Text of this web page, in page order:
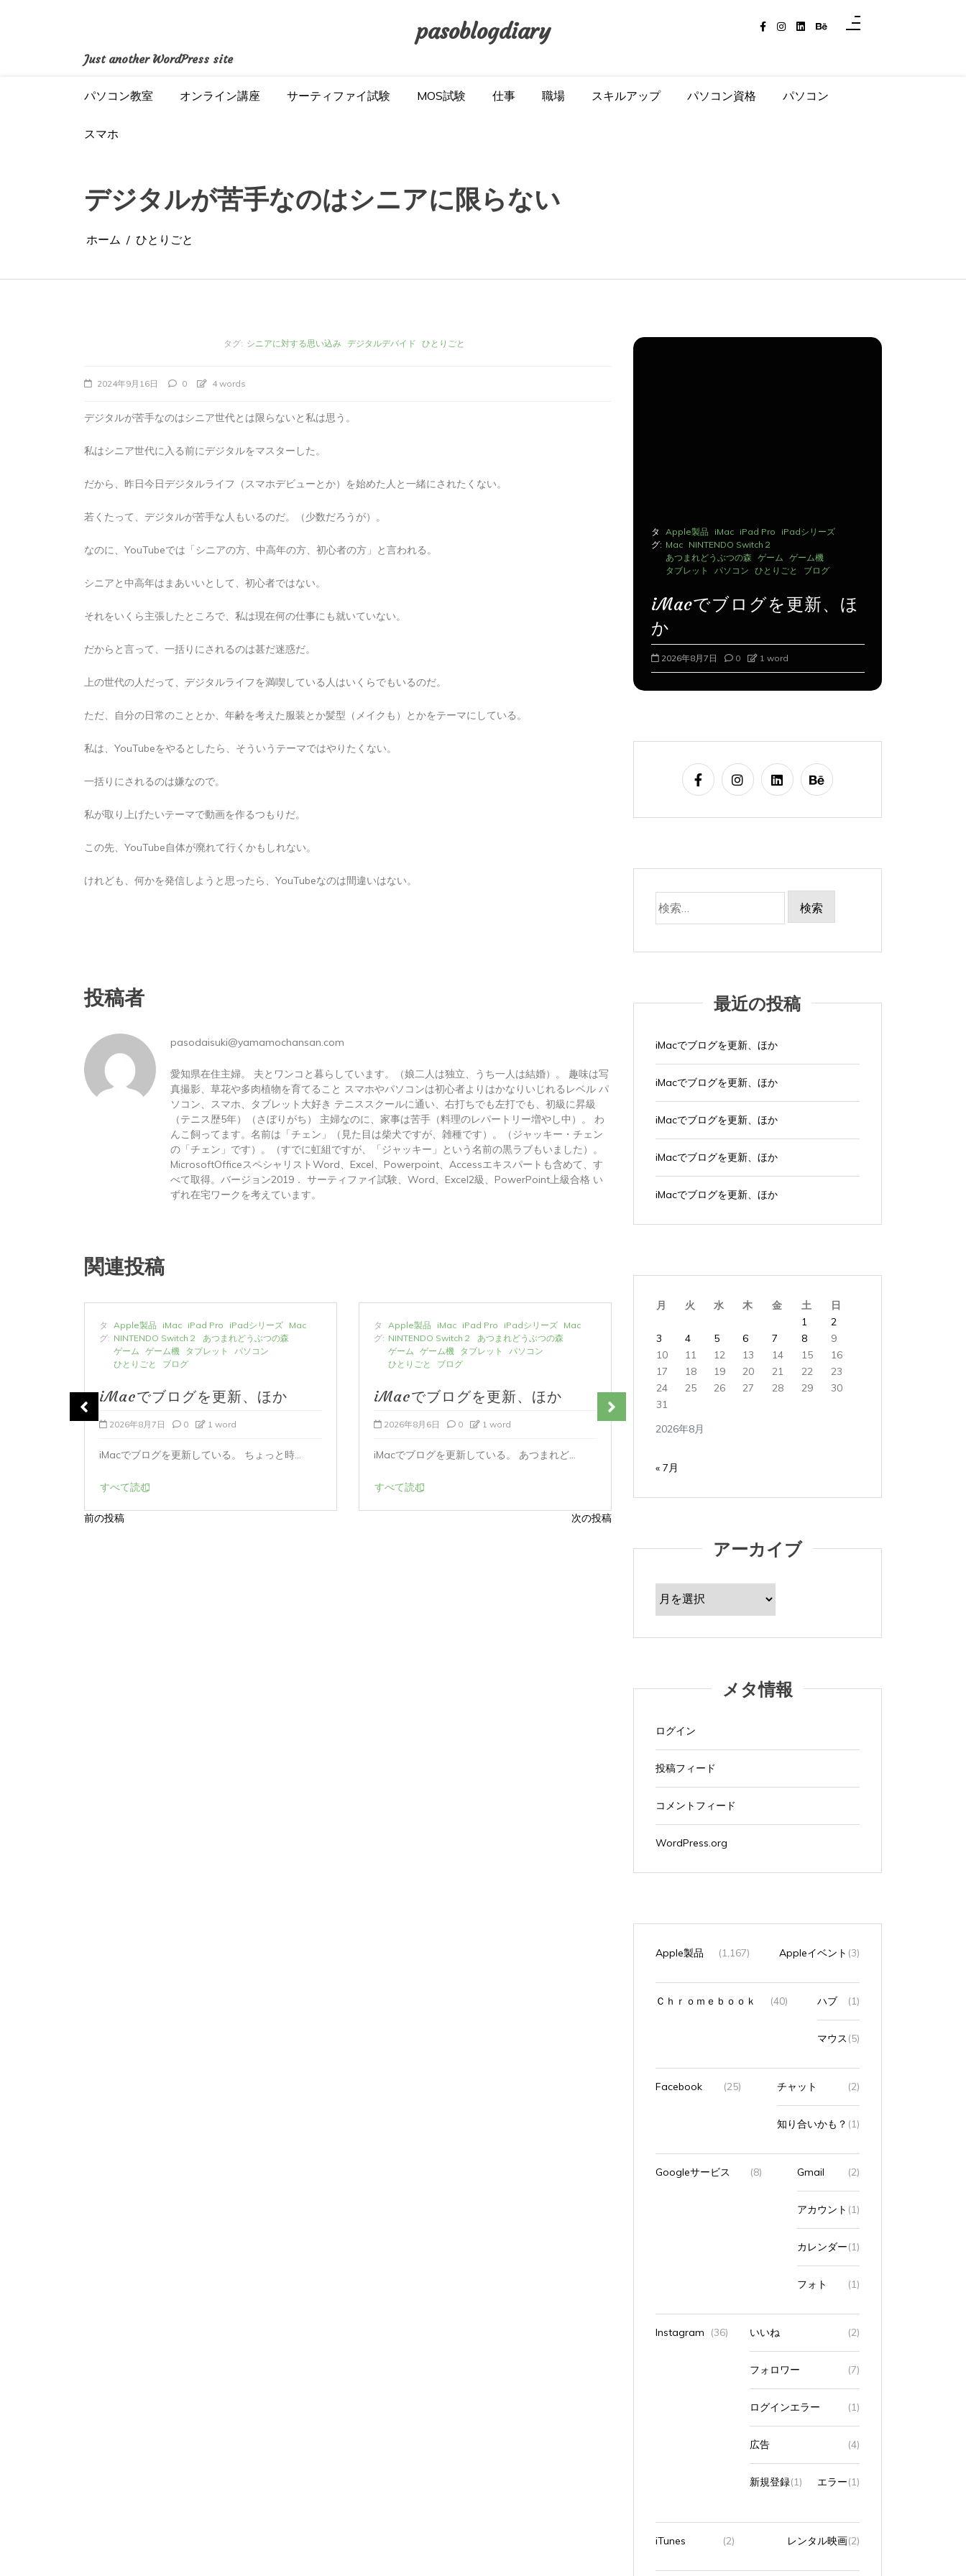
pasoblogdiary
Just another WordPress site
パソコン教室 オンライン講座 サーティファイ試験 MOS試験 仕事 職場 スキルアップ パソコン資格 パソコン
スマホ
デジタルが苦手なのはシニアに限らない
ホーム ひとりごと
タグ: シニアに対する思い込み デジタルデバイド ひとりごと
2024年9月16日 0 4 words
デジタルが苦手なのはシニア世代とは限らないと私は思う。
私はシニア世代に入る前にデジタルをマスターした。
だから、昨日今日デジタルライフ（スマホデビューとか）を始めた人と一緒にされたくない。
若くたって、デジタルが苦手な人もいるのだ。（少数だろうが）。
なのに、YouTubeでは「シニアの方、中高年の方、初心者の方」と言われる。
シニアと中高年はまあいいとして、初心者ではない。
それをいくら主張したところで、私は現在何の仕事にも就いていない。
だからと言って、一括りにされるのは甚だ迷惑だ。
上の世代の人だって、デジタルライフを満喫している人はいくらでもいるのだ。
ただ、自分の日常のこととか、年齢を考えた服装とか髪型（メイクも）とかをテーマにしている。
私は、YouTubeをやるとしたら、そういうテーマではやりたくない。
一括りにされるのは嫌なので。
私が取り上げたいテーマで動画を作るつもりだ。
この先、YouTube自体が廃れて行くかもしれない。
けれども、何かを発信しようと思ったら、YouTubeなのは間違いはない。
投稿者
pasodaisuki@yamamochansan.com
愛知県在住主婦。 夫とワンコと暮らしています。（娘二人は独立、うち一人は結婚）。 趣味は写
真撮影、草花や多肉植物を育てること スマホやパソコンは初心者よりはかなりいじれるレベル パ
ソコン、スマホ、タブレット大好き テニススクールに通い、右打ちでも左打でも、初級に昇級
（テニス歴5年）（さぼりがち） 主婦なのに、家事は苦手（料理のレパートリー増やし中）。 わ
んこ飼ってます。名前は「チェン」（見た目は柴犬ですが、雑種です）。（ジャッキー・チェン
の「チェン」です）。（すでに虹組ですが、「ジャッキー」という名前の黒ラブもいました）。
MicrosoftOfficeスペシャリストWord、Excel、Powerpoint、Accessエキスパートも含めて、す
べて取得。バージョン2019． サーティファイ試験、Word、Excel2級、PowerPoint上級合格 い
ずれ在宅ワークを考えています。
関連投稿
タ
グ:
Apple製品 iMac iPad Pro iPadシリーズ Mac
NINTENDO Switch２
あつまれどうぶつの森
ゲーム ゲーム機 タブレット
パソコン
ひとりごと
ブログ
iMacでブログを更新、ほか
2026年8月7日 0 1 word
iMacでブログを更新している。 ちょっと時...
すべて読む
タ
グ:
Apple製品 iMac iPad Pro iPadシリーズ Mac
NINTENDO Switch２
あつまれどうぶつの森
ゲーム ゲーム機 タブレット
パソコン
ひとりごと
ブログ
iMacでブログを更新、ほか
2026年8月6日 0 1 word
iMacでブログを更新している。 あつまれど...
すべて読む
グ:
iPadシリーズ
NINTENDO Switch２
あつまれどうぶつの森
ゲーム
ゲーム機 タブレット
パソコン
iMacでブログを更新、ほか
2026年8月5日
投
前の投稿 次の投稿
グ:
Mac
NINTENDO Switch２
あつまれどうぶつの森
ゲーム
ゲーム機
か
グ:
Mac
あつまれどうぶつの森
タ
グ:
Apple製品 iMac iPad Pro
iPadシリーズ
Mac
NINTENDO Switch２
あつまれどうぶつの森 ゲーム ゲーム機
タブレット
パソコン ひとりごと ブログ
iMacでブログを更新、ほ
か
2026年8月7日 0 1 word
索:
最近の投稿
iMacでブログを更新、ほか
iMacでブログを更新、ほか
iMacでブログを更新、ほか
iMacでブログを更新、ほか
iMacでブログを更新、ほか
2026年8月
月 火 水 木 金 土
日
1
2
3
4 5 6 7 8
9
10
11 12 13 14 15
16
17
18 19 20 21 22
23
24
25 26 27 28 29
30
31
« 7月
アーカイブ
ー
カ
イ
メタ情報
ログイン
投稿フィード
コメントフィード
WordPress.org
Apple製品 (1,167) Appleイベント (3)
Ｃｈｒｏｍｅｂｏｏｋ (40) ハブ (1)
マウス (5)
Facebook (25) チャット (2)
知り合いかも？ (1)
Googleサービス (8) Gmail (2)
アカウント (1)
カレンダー(1)
フォト (1)
Instagram (36) いいね (2)
フォロワー (7)
ログインエラー (1)
広告 (4)
新規登録(1) エラー(1)
iTunes (2) レンタル映画(2)